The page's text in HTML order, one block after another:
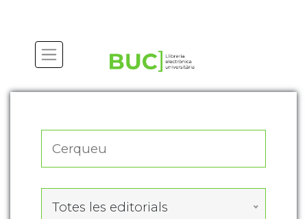
Totes les editorials